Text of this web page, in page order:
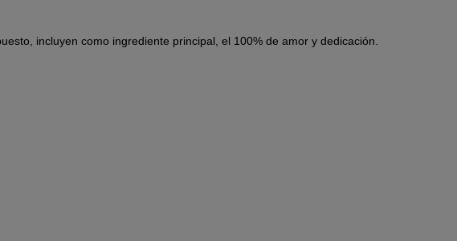
incluyen como ingrediente principal, el 100% de amor y dedicación.